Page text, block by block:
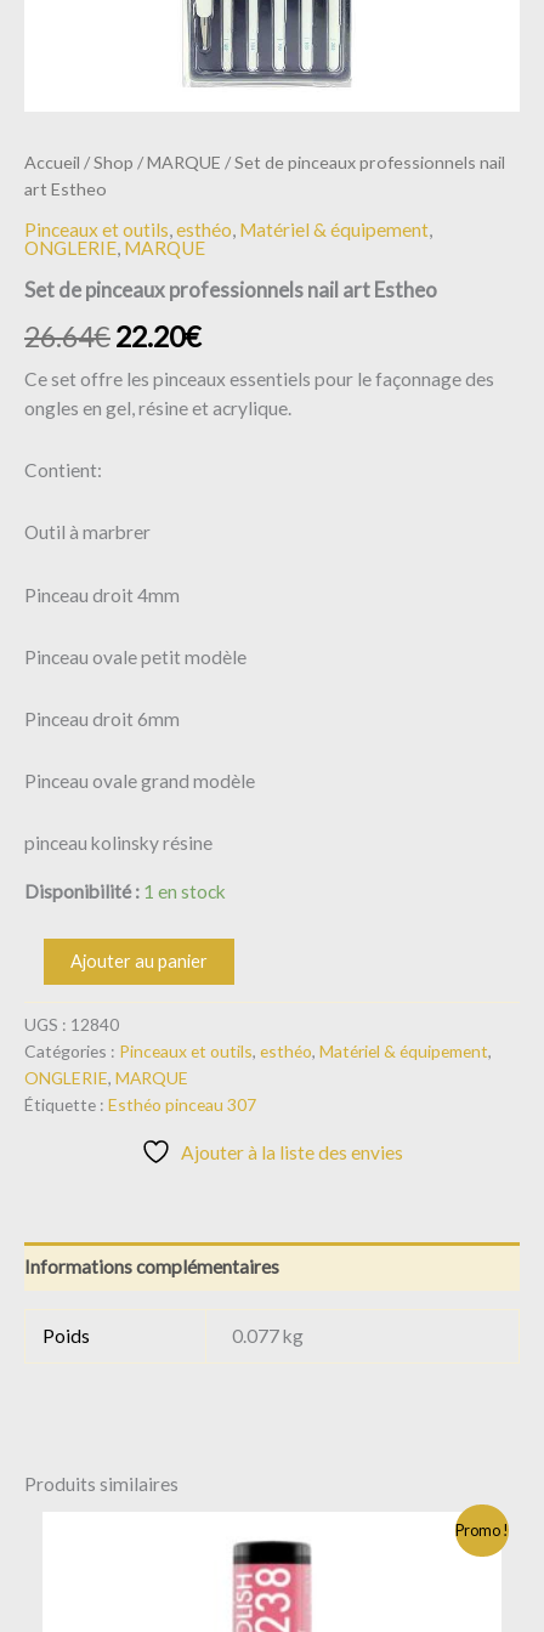
Accueil /Shop /MARQUE / Set de pinceaux professionnels nail
art Estheo
Pinceaux et outils esthéo Matériel & équipement
ONGLERIE MARQUE
Set de pinceaux professionnels nail art Estheo
26.64€22.20€
Ce set offre les pinceaux essentiels pour le façonnage des
ongles en gel, résine et acrylique.
Contient:
Outil à marbrer
Pinceau droit 4mm
Pinceau ovale petit modèle
Pinceau droit 6mm
Pinceau ovale grand modèle
pinceau kolinsky résine
Disponibilité : 1 en stock
Ajouter au panier
UGS : 12840
Catégories : Pinceaux et outils, esthéo, Matériel & équipement,
ONGLERIE, MARQUE
Étiquette : Esthéo pinceau 307
Ajouter à la liste des envies
Informations complémentaires
Poids 0.077 kg
Produits similaires
Promo !